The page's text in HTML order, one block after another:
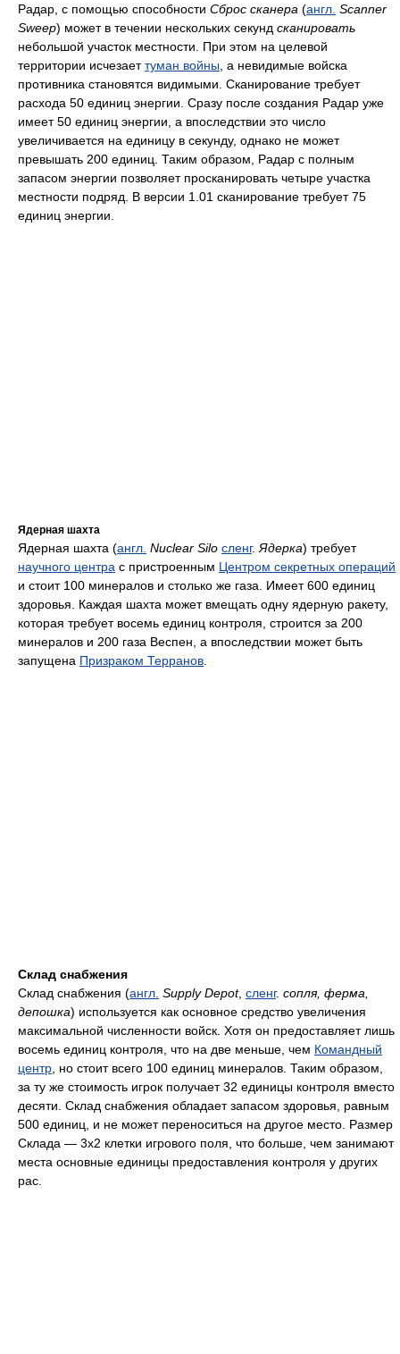
Радар, с помощью способности Сброс сканера (англ. Scanner
Sweep) может в течении нескольких секунд сканировать
небольшой участок местности. При этом на целевой
территории исчезаеттуман войны , а невидимые войска
противника становятся видимыми. Сканирование требует
расхода 50 единиц энергии. Сразу после создания Радар уже
имеет 50 единиц энергии, а впоследствии это число
увеличивается на единицу в секунду, однако не может
превышать 200 единиц. Таким образом, Радар с полным
запасом энергии позволяет просканировать четыре участка
местности подряд. В версии 1.01 сканирование требует 75
единиц энергии.
Ядерная шахта
Ядерная шахта (англ. Nuclear Silo сленг. Ядерка) требует
научного центра с пристроенным Центром секретных операций
и стоит 100 минералов и столько же газа. Имеет 600 единиц
здоровья. Каждая шахта может вмещать одну ядерную ракету,
которая требует восемь единиц контроля, строится за 200
минералов и 200 газа Веспен, а впоследствии может быть
запущена Призраком Терранов
Склад снабжения
Склад снабжения (англ. Supply Depot, сленг. сопля, ферма,
депошка) используется как основное средство увеличения
максимальной численности войск. Хотя он предоставляет лишь
восемь единиц контроля, что на две меньше, чем Командный
центр , но стоит всего 100 единиц минералов. Таким образом,
за ту же стоимость игрок получает 32 единицы контроля вместо
десяти. Склад снабжения обладает запасом здоровья, равным
500 единиц, и не может переноситься на другое место. Размер
Склада — 3x2 клетки игрового поля, что больше, чем занимают
места основные единицы предоставления контроля у других
рас.